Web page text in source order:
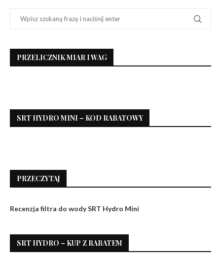
PRZELICZNIK MIAR I WAG
SRT HYDRO MINI – KOD RABATOWY
PRZECZYTAJ
Recenzja filtra do wody SRT Hydro Mini
SRT HYDRO – KUP Z RABATEM